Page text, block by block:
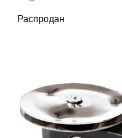
Распродан